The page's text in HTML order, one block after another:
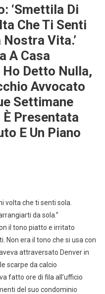
‘Smettila Di
Che Ti Senti
Vita.’
A Casa
Ho Detto Nulla,
Avvocato
Settimane
È Presentata
E Un Piano
volta che ti senti sola.
da sola.”
il tono piatto e irritato
Non era il tono che si usa con
attraversato Denver in
scarpe da calcio
fatto ore di fila all’ufficio
del suo condominio